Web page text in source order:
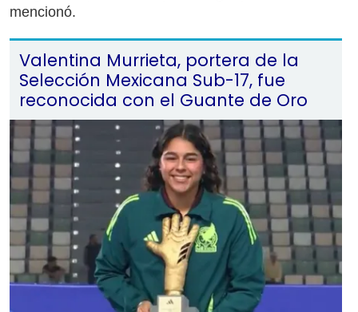
mencionó.
Valentina Murrieta, portera de la
Selección Mexicana Sub-17, fue
reconocida con el Guante de Oro